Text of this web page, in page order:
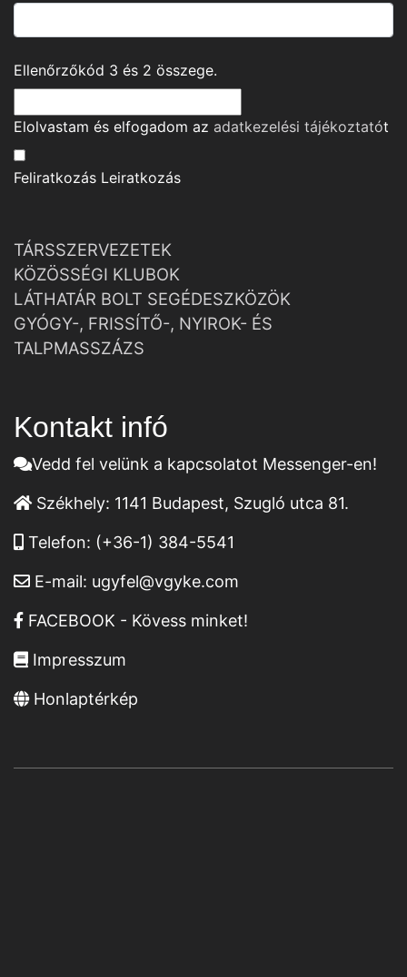
Ellenőrzőkód 3 és 2 összege.
Elolvastam és elfogadom az adatkezelési tájékoztatót
Feliratkozás Leiratkozás
TÁRSSZERVEZETEK
KÖZÖSSÉGI KLUBOK
LÁTHATÁR BOLT SEGÉDESZKÖZÖK
GYÓGY-, FRISSÍTŐ-, NYIROK- ÉS
TALPMASSZÁZS
Kontakt infó
Vedd fel velünk a kapcsolatot Messenger-en!
Székhely: 1141 Budapest, Szugló utca 81.
Telefon: (+36-1) 384-5541
E-mail: ugyfel@vgyke.com
FACEBOOK - Kövess minket!
Impresszum
Honlaptérkép